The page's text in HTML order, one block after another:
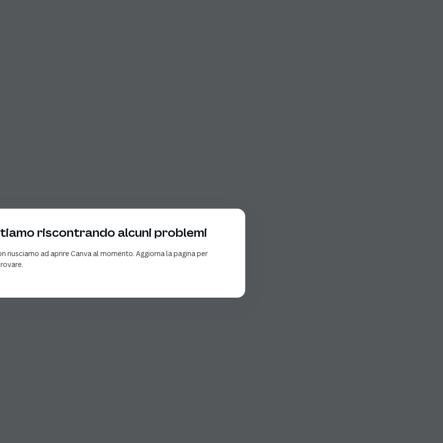
riscontrando alcuni problemi
riusciamo ad aprire Canva al momento. Aggiorna la pagina per